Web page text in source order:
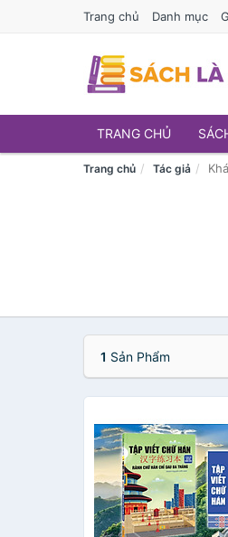
Trang chủ Danh mục
TRANG CHỦ
Trang chủ Tác giả
1 Sản Phẩm